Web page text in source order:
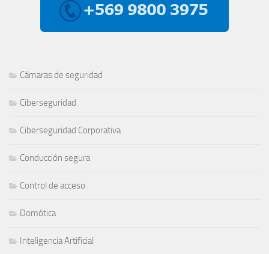
Cámaras de seguridad
Ciberseguridad
Ciberseguridad Corporativa
Conducción segura
Control de acceso
Domótica
Inteligencia Artificial